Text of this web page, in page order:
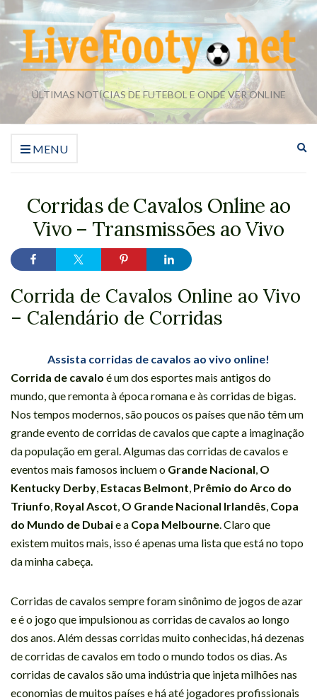
ÚLTIMAS NOTÍCIAS DE FUTEBOL E ONDE VER ONLINE
MENU
Corridas de Cavalos Online ao
Vivo – Transmissões ao Vivo
Corrida de Cavalos Online ao Vivo
– Calendário de Corridas
Assista corridas de cavalos ao vivo online!
Corrida de cavalo é um dos esportes mais antigos do
mundo, que remonta à época romana e às corridas de bigas.
Nos tempos modernos, são poucos os países que não têm um
grande evento de corridas de cavalos que capte a imaginação
da população em geral. Algumas das corridas de cavalos e
eventos mais famosos incluem o Grande Nacional O
Kentucky Derby Estacas Belmont Prêmio do Arco do
Triunfo Royal Ascot O Grande Nacional Irlandês Copa
do Mundo de Dubaie a Copa Melbourne . Claro que
existem muitos mais, isso é apenas uma lista que está no topo
da minha cabeça.
Corridas de cavalos sempre foram sinônimo de jogos de azar
e é o jogo que impulsionou as corridas de cavalos ao longo
dos anos. Além dessas corridas muito conhecidas, há dezenas
de corridas de cavalos em todo o mundo todos os dias. As
corridas de cavalos são uma indústria que injeta milhões nas
economias de muitos países e há até jogadores profissionais